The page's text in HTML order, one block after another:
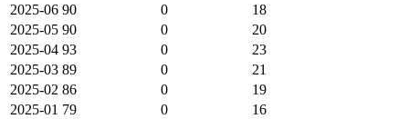
2025-06 90 0
18
2025-05 90 0
20
2025-04 93 0
23
2025-03 89 0
21
2025-02 86 0
19
2025-01 79 0
16